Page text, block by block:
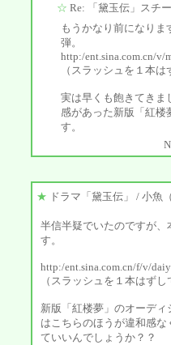
☆ Re: 「黛玉伝」スチ
もうかなり前になりま
弾。
http:/ent.sina.com.cn/v/
（スラッシュを１本は
実は早くも飽きてきま
感があった新版「紅楼
す。
★ ドラマ「黛玉伝」 / 小魚
半信半疑でいたのですが
す。
http:/ent.sina.com.cn/f/v/
（スラッシュを１本はずし
新版「紅楼夢」のオーデ
はこちらのほうが違和感
ていいんでしょうか？？